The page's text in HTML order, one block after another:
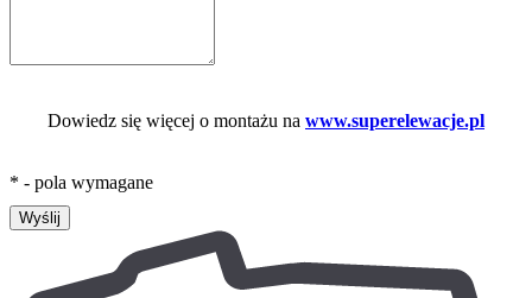
Dowiedz się więcej o montażu na www.superelewacje.pl
* - pola wymagane
Wyślij